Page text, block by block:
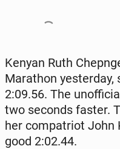
Kenyan Ruth
Marathon
2:09.56. The
two seconds faster.
her com­pa­tri­ot John
good 2:02.44.